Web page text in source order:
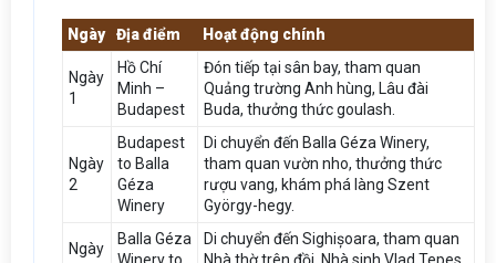
Ngày Địa điểm Hoạt động chính
Ngày
1
Hồ Chí
Minh –
Budapest
Đón tiếp tại sân bay, tham quan
Quảng trường Anh hùng, Lâu đài
Buda, thưởng thức goulash.
Ngày
2
Budapest
to Balla
Géza
Winery
Di chuyển đến Balla Géza Winery,
tham quan vườn nho, thưởng thức
rượu vang, khám phá làng Szent
György-hegy.
Ngày
Balla Géza
Di chuyển đến Sighișoara, tham quan